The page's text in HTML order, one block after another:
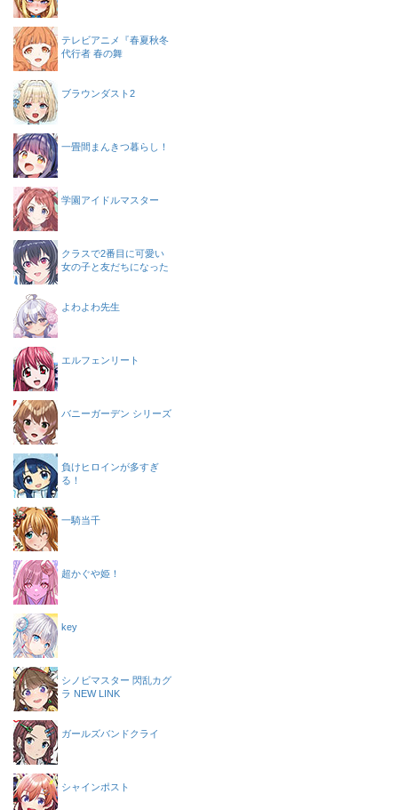
テレビアニメ『春夏秋冬
代行者 春の舞
ブラウンダスト2
一畳間まんきつ暮らし！
学園アイドルマスター
クラスで2番目に可愛い
女の子と友だちになった
よわよわ先生
エルフェンリート
バニーガーデン シリーズ
負けヒロインが多すぎ
る！
一騎当千
超かぐや姫！
key
シノビマスター 閃乱カグ
ラ NEW LINK
ガールズバンドクライ
シャインポスト